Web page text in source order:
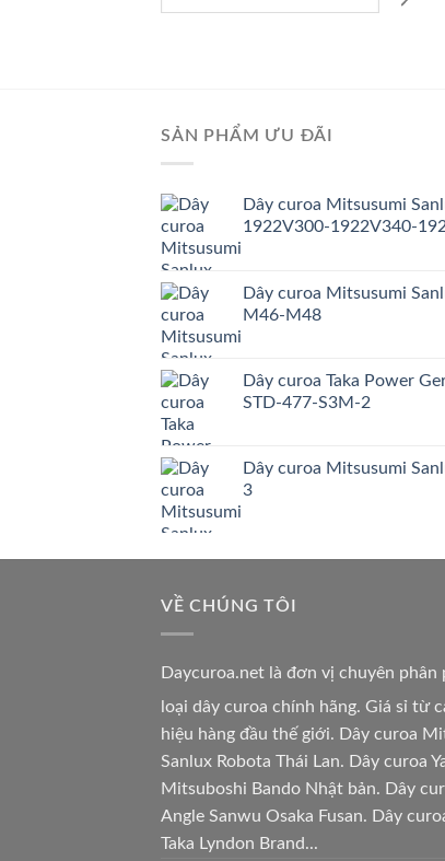
SẢN PHẨM ƯU ĐÃI
Dây curoa Mitsusumi
1922V300-1922V340-
Dây curoa Mitsusumi
M46-M48
Dây curoa Taka Power
STD-477-S3M-2
Dây curoa Mitsusumi
3
VỀ CHÚNG TÔI
Daycuroa.net là đơn vị chuyên phân
loại dây curoa chính hãng. Giá sỉ từ
hiệu hàng đầu thế giới. Dây curoa
Sanlux Robota Thái Lan. Dây curoa
Mitsuboshi Bando Nhật bản. Dây
Angle Sanwu Osaka Fusan. Dây
Taka Lyndon Brand...